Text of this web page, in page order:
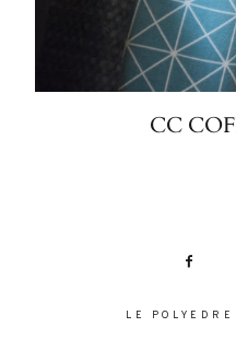
CC
LE